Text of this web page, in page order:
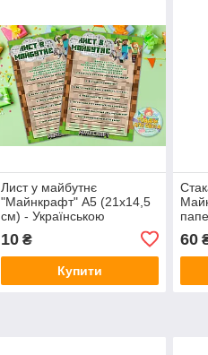
Лист у майбутнє
"Майнкрафт" А5 (21х14,5
см) - Українською
10₴
Купити
-
60